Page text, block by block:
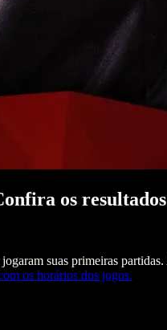
os
suas primeiras
os horários dos jogos.